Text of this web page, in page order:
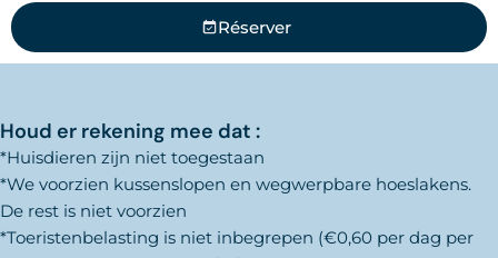
Réserver
Houd er rekening mee dat :
*Huisdieren zijn niet toegestaan
*We voorzien kussenslopen en wegwerpbare hoeslakens.
De rest is niet voorzien
*Toeristenbelasting is niet inbegrepen (€0,60 per dag per